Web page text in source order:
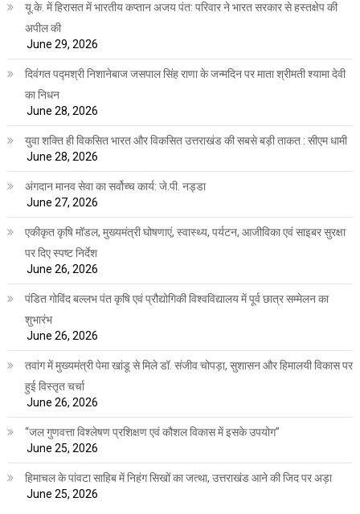
यू.के. में हिरासत में भारतीय कप्तान अजय पंत: परिवार ने भारत सरकार से हस्तक्षेप की
अपील की
June 29, 2026
दिवंगत पद्मश्री निशानेबाज जसपाल सिंह राणा के जन्मदिन पर माता श्रीमती श्यामा देवी
का निधन
June 28, 2026
युवा शक्ति ही विकसित भारत और विकसित उत्तराखंड की सबसे बड़ी ताकत : सीएम धामी
June 28, 2026
अंगदान मानव सेवा का सर्वोच्च कार्य: जे.पी. नड्डा
June 27, 2026
एकीकृत कृषि मॉडल, मुख्यमंत्री घोषणाएं, स्वास्थ्य, पर्यटन, आजीविका एवं साइबर सुरक्षा
पर दिए स्पष्ट निर्देश
June 26, 2026
पंडित गोविंद बल्लभ पंत कृषि एवं प्रौद्योगिकी विश्वविद्यालय में पूर्व छात्र सम्मेलन का
शुभारंभ
June 26, 2026
तवांग में मुख्यमंत्री पेमा खांडू से मिले डॉ. संजीव चोपड़ा, सुशासन और हिमालयी विकास पर
हुई विस्तृत चर्चा
June 26, 2026
“जल गुणवत्ता विश्लेषण प्रशिक्षण एवं कौशल विकास में इसके उपयोग”
June 25, 2026
हिमाचल के पांवटा साहिब में निहंग सिखों का जत्था, उत्तराखंड आने की जिद पर अड़ा
June 25, 2026